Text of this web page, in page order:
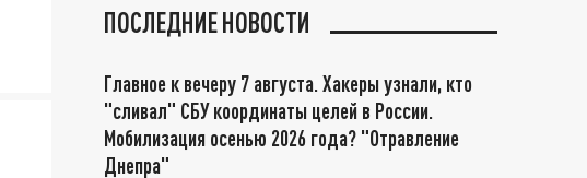
ПОСЛЕДНИЕ НОВОСТИ
Главное к вечеру 7 августа. Хакеры узнали, кто
"сливал" СБУ координаты целей в России.
Мобилизация осенью 2026 года? "Отравление
Днепра"